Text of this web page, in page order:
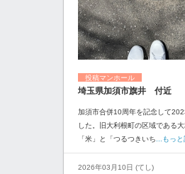
投稿マンホール
埼玉県加須市旗井 付近
加須市合併10周年を記念して
した。旧大利根町の区域である
「米」と「つるつきいち ...もっ
2026年03月10日 (てし)